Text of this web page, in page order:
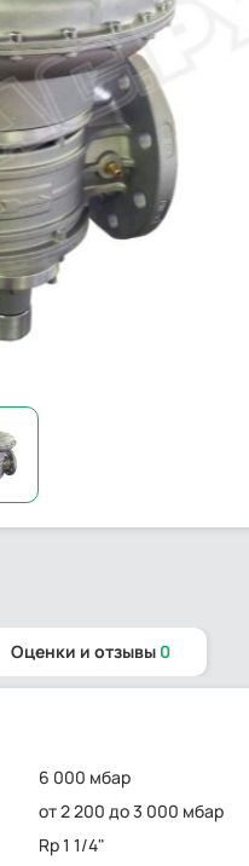
Оценки и отзывы 0
6 000 мбар
от 2 200 до 3 000 мбар
Rp 1 1/4"